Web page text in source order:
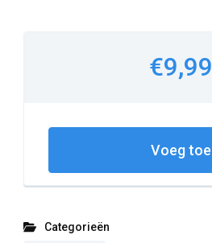
€9,99
Voeg toe
Categorieën